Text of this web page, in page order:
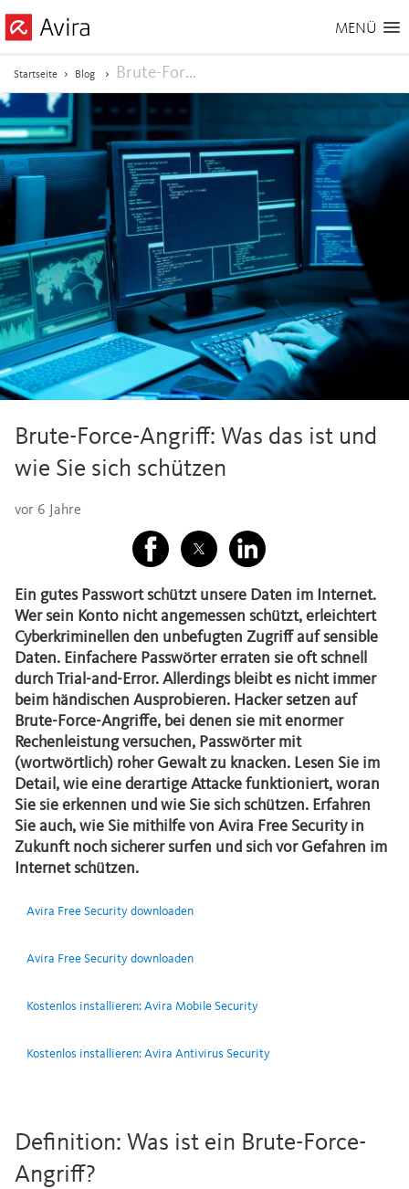
MENÜ
Startseite Blog Brute-Force-Angriff: Was das ist und wie Sie sich schützen
Brute-Force-Angriff: Was das ist und
wie Sie sich schützen
vor 6 Jahre
Ein gutes Passwort schützt unsere Daten im Internet.
Wer sein Konto nicht angemessen schützt, erleichtert
Cyberkriminellen den unbefugten Zugriff auf sensible
Daten. Einfachere Passwörter erraten sie oft schnell
durch Trial-and-Error. Allerdings bleibt es nicht immer
beim händischen Ausprobieren. Hacker setzen auf
Brute-Force-Angriffe, bei denen sie mit enormer
Rechenleistung versuchen, Passwörter mit
(wortwörtlich) roher Gewalt zu knacken. Lesen Sie im
Detail, wie eine derartige Attacke funktioniert, woran
Sie sie erkennen und wie Sie sich schützen. Erfahren
Sie auch, wie Sie mithilfe von Avira Free Security in
Zukunft noch sicherer surfen und sich vor Gefahren im
Internet schützen.
Avira Free Security downloaden
Avira Free Security downloaden
Kostenlos installieren: Avira Mobile Security
Kostenlos installieren: Avira Antivirus Security
Definition: Was ist ein Brute-Force-
Angriff?